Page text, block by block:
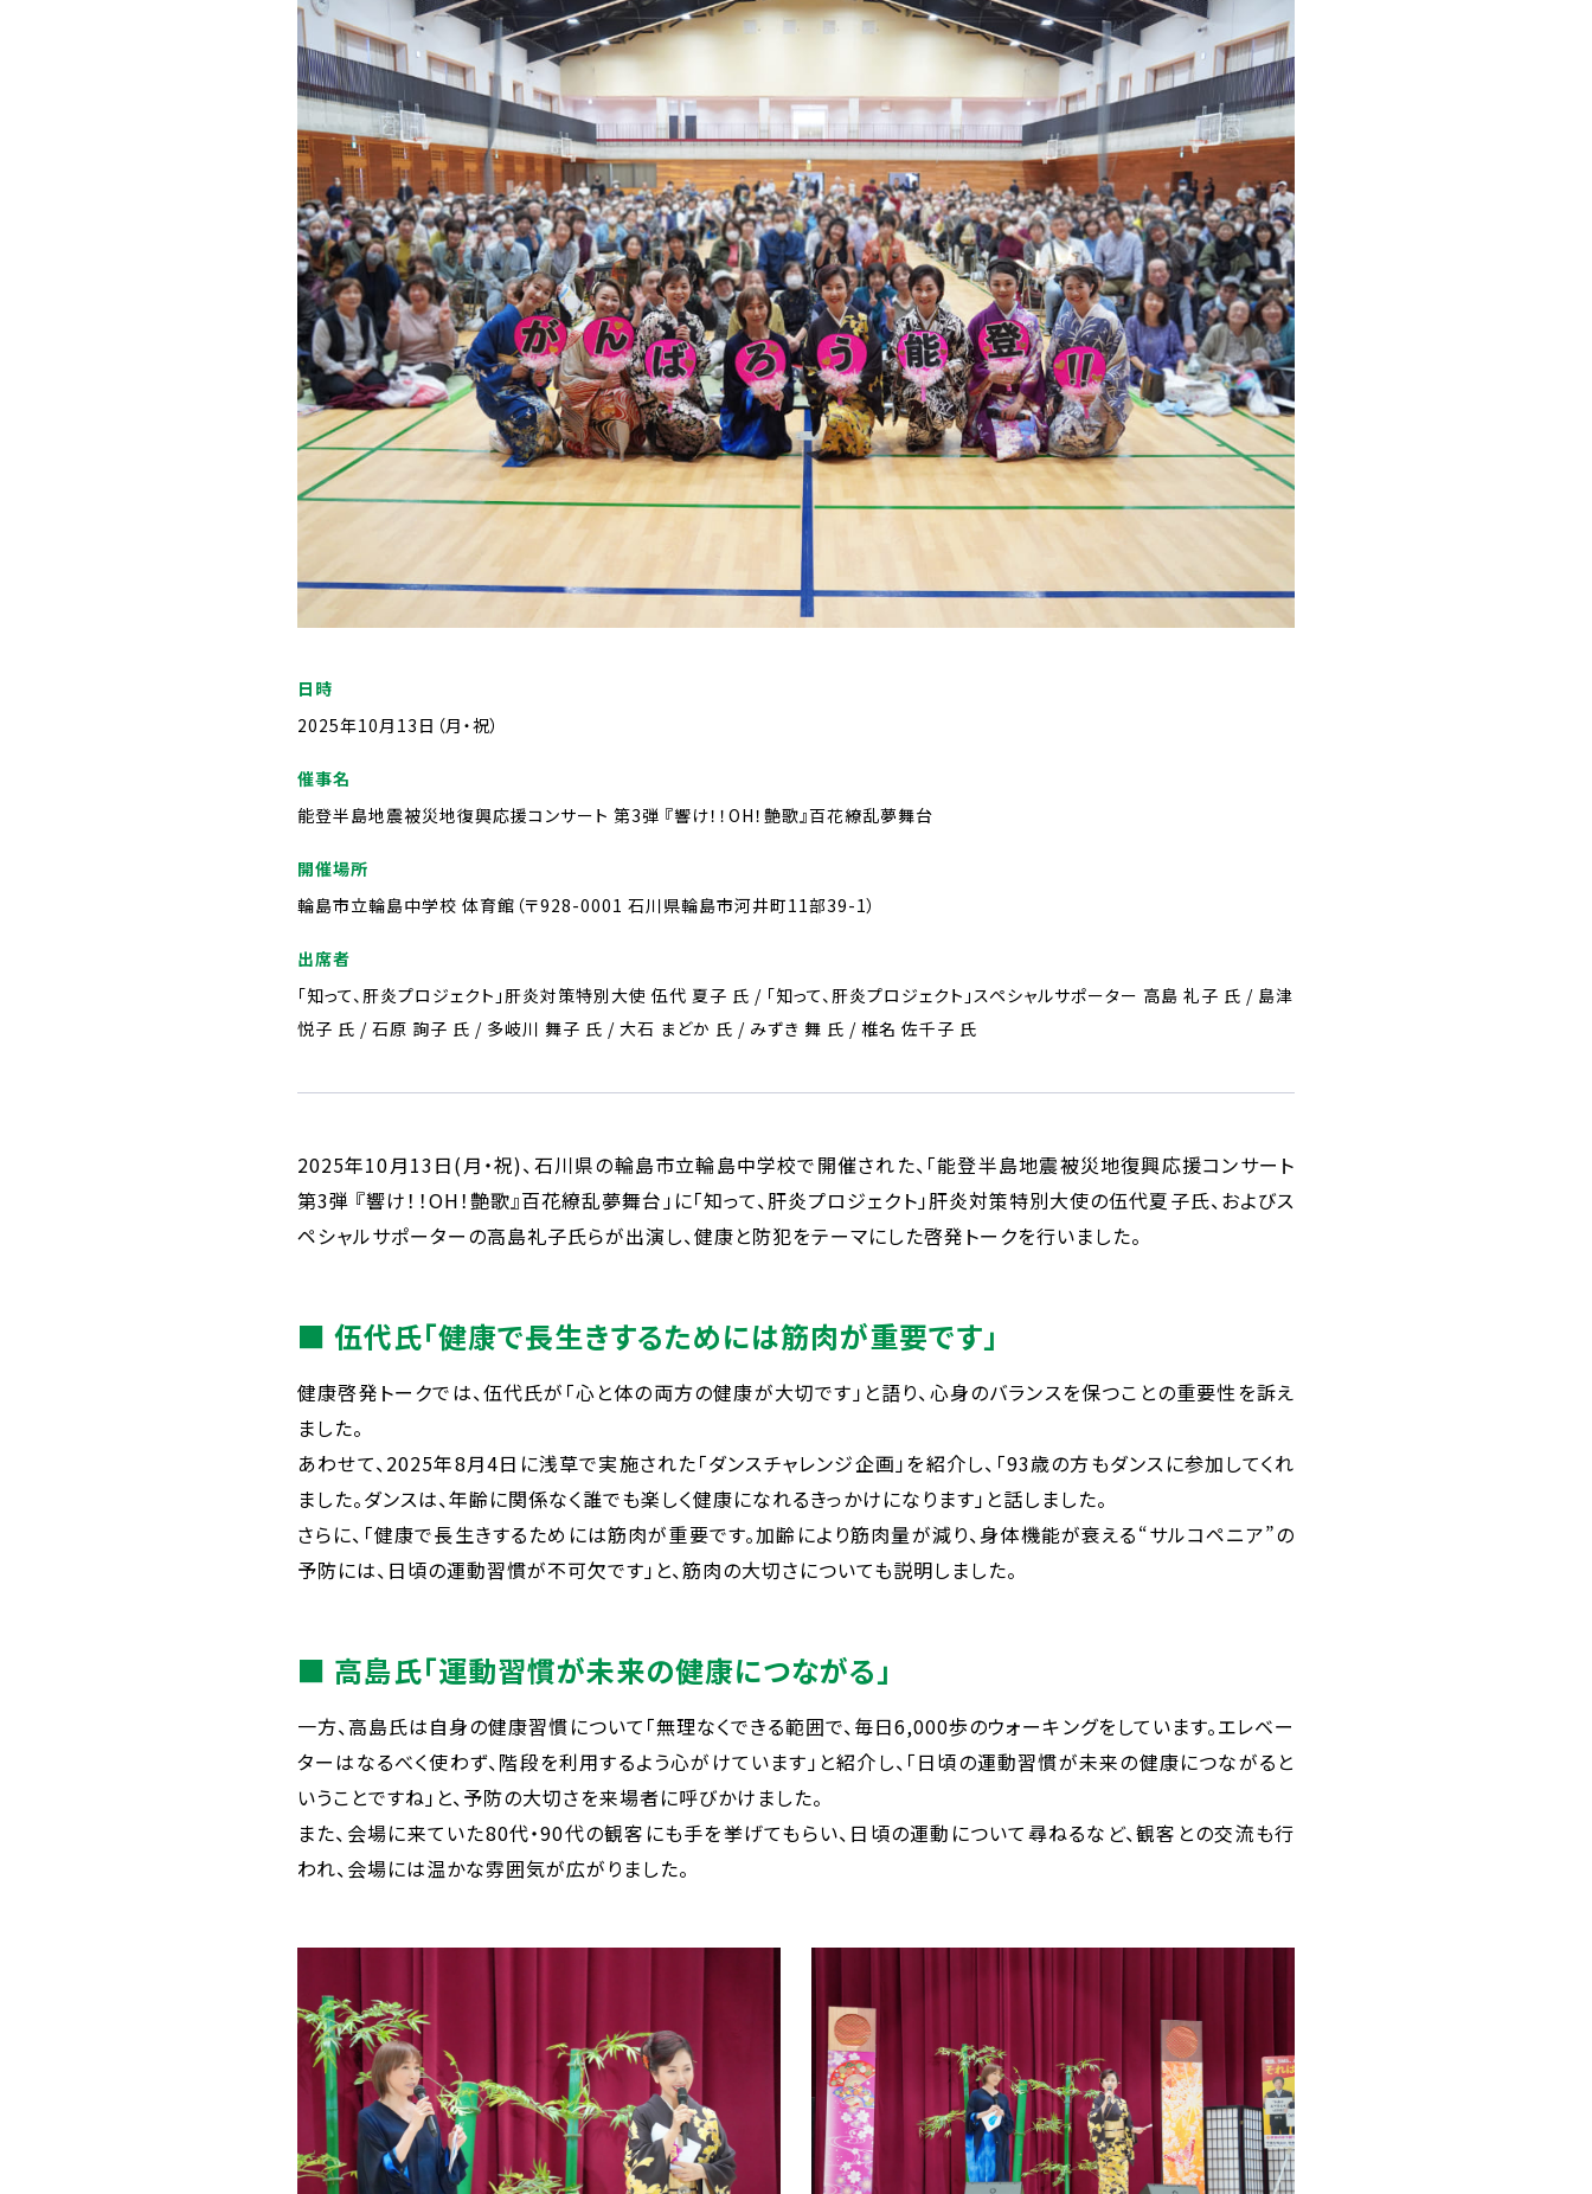
日時
2025年10月13日（月・祝）
催事名
能登半島地震被災地復興応援コンサート 第3弾 『響け！！OH！艶歌』百花繚乱夢舞台
開催場所
輪島市立輪島中学校 体育館（〒928-0001 石川県輪島市河井町11部39-1）
出席者
「知って、肝炎プロジェクト」肝炎対策特別大使 伍代 夏子 氏 / 「知って、肝炎プロジェクト」スペシャルサポーター 高島 礼子 氏 / 島津
悦子 氏 / 石原 詢子 氏 / 多岐川 舞子 氏 / 大石 まどか 氏 / みずき 舞 氏 / 椎名 佐千子 氏
2025年10月13日(月・祝)、石川県の輪島市立輪島中学校で開催された、「能登半島地震被災地復興応援コンサート
第3弾 『響け！！OH！艶歌』百花繚乱夢舞台」に「知って、肝炎プロジェクト」肝炎対策特別大使の伍代夏子氏、およびス
ペシャルサポーターの高島礼子氏らが出演し、健康と防犯をテーマにした啓発トークを行いました。
■ 伍代氏「健康で長生きするためには筋肉が重要です」
健康啓発トークでは、伍代氏が「心と体の両方の健康が大切です」と語り、心身のバランスを保つことの重要性を訴え
ました。
あわせて、2025年8月4日に浅草で実施された「ダンスチャレンジ企画」を紹介し、「93歳の方もダンスに参加してくれ
ました。ダンスは、年齢に関係なく誰でも楽しく健康になれるきっかけになります」と話しました。
さらに、「健康で長生きするためには筋肉が重要です。加齢により筋肉量が減り、身体機能が衰える“サルコペニア”の
予防には、日頃の運動習慣が不可欠です」と、筋肉の大切さについても説明しました。
■ 高島氏「運動習慣が未来の健康につながる」
一方、高島氏は自身の健康習慣について「無理なくできる範囲で、毎日6,000歩のウォーキングをしています。エレベー
ターはなるべく使わず、階段を利用するよう心がけています」と紹介し、「日頃の運動習慣が未来の健康につながると
いうことですね」と、予防の大切さを来場者に呼びかけました。
また、会場に来ていた80代・90代の観客にも手を挙げてもらい、日頃の運動について尋ねるなど、観客との交流も行
われ、会場には温かな雰囲気が広がりました。